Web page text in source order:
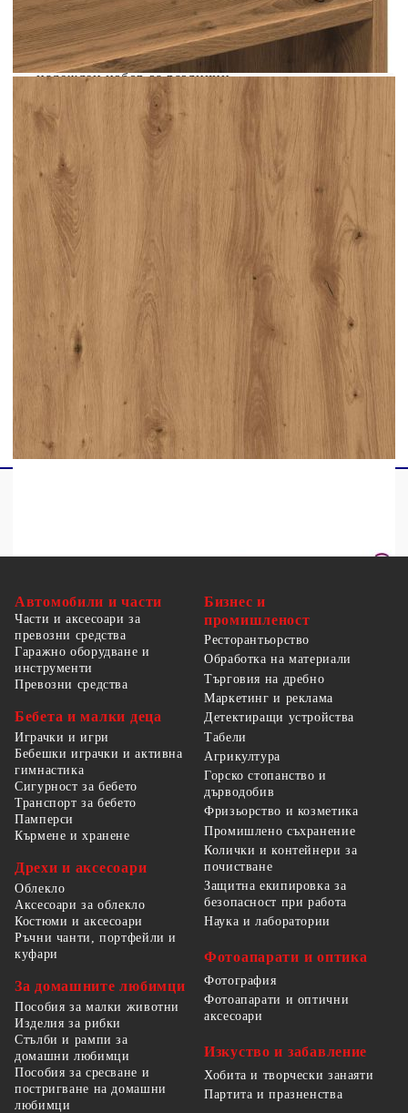
издръжлив материал: Инженерната дървесина е
издръжлив и стабилен материал с гладка
повърхност, която е устойчива на влага,
изкривяване и разцепване, което я прави
надежден избор за различни
проекти.Достатъчно място за съхранение: Този
ТВ шкаф осигурява достатъчно място за
съхранение на вашите списания, книги, DVD
дискове и мултимедийни устройства добре
организирани и на достъпно място.Здрав и
стабилен плот: Здравият плот е идеален за
поставяне на вашия телевизор и стерео уредби
или на различни декоративни елементи, като
вази или саксийни растения.Лесна поддръжка:
ТВ поставката се почиства лесно с влажна
кърпа и изисква по-малко поддръжка.
Цвят: Дъб артизан
Материал: Инженерно дърво
Размери: 100 x 40 x 40 см (Д x Ш x В)
Необходим е монтаж
Автомобили и части
Части и аксесоари за
превозни средства
Гаражно оборудване и
инструменти
Превозни средства
Бебета и малки деца
Играчки и игри
Бебешки играчки и активна
гимнастика
Сигурност за бебето
Транспорт за бебето
Памперси
Кърмене и хранене
Дрехи и аксесоари
Облекло
Аксесоари за облекло
Костюми и аксесоари
Ръчни чанти, портфейли и
куфари
За домашните любимци
Пособия за малки животни
Изделия за рибки
Стълби и рампи за
домашни любимци
Пособия за сресване и
постригване на домашни
любимци
Бизнес и
промишленост
Ресторантьорство
Обработка на материали
Търговия на дребно
Маркетинг и реклама
Детектиращи устройства
Табели
Агрикултура
Горско стопанство и
дърводобив
Фризьорство и козметика
Промишлено съхранение
Колички и контейнери за
почистване
Защитна екипировка за
безопасност при работа
Наука и лаборатории
Фотоапарати и оптика
Фотография
Фотоапарати и оптични
аксесоари
Изкуство и забавление
Хобита и творчески занаяти
Партита и празненства